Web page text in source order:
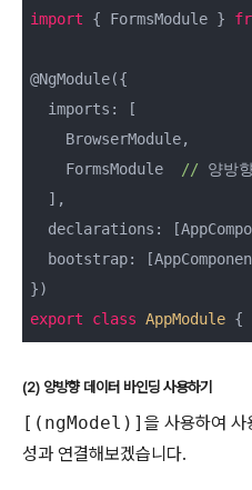
import { FormsModule }
@NgModule({
  imports: [
    BrowserModule,
    FormsModule
// 양방
  ],
declarations:
bootstrap:
export
class AppModule {
(2) 양방향 데이터 바인딩 사용하기
[(ngModel)] 을 사용하여 사
성과 연결해보겠습니다.